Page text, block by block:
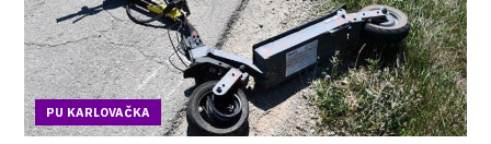
PU KARLOVAČKA